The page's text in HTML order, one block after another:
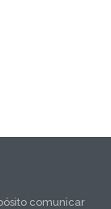
comunicar